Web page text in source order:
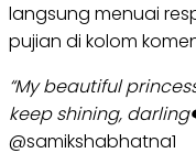
langsung menuai
pujian di kolom
“My beautiful
keep shining,
@samikshabhatna1